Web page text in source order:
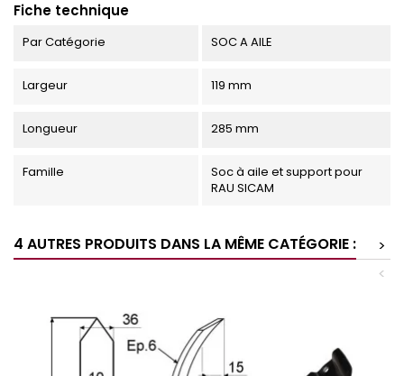
Fiche technique
Par Catégorie SOC A AILE
Largeur 119 mm
Longueur 285 mm
Famille
Soc à aile et support pour
RAU SICAM
4 AUTRES PRODUITS DANS LA MÊME CATÉGORIE :
>
<